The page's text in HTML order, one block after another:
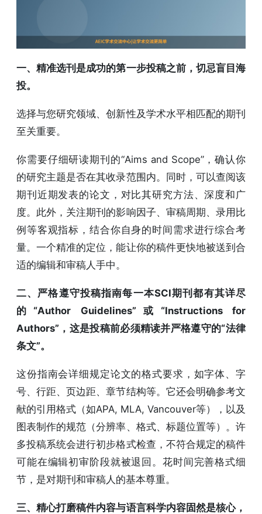
一、精准选刊是成功的第一步投稿之前，切忌盲目海
投。
选择与您研究领域、创新性及学术水平相匹配的期刊
至关重要。
你需要仔细研读期刊的“Aims and Scope”，确认你
的研究主题是否在其收录范围内。同时，可以查阅该
期刊近期发表的论文，对比其研究方法、深度和广
度。此外，关注期刊的影响因子、审稿周期、录用比
例等客观指标，结合你自身的时间需求进行综合考
量。一个精准的定位，能让你的稿件更快地被送到合
适的编辑和审稿人手中。
二、严格遵守投稿指南每一本SCI期刊都有其详尽
的“Author Guidelines”或“Instructions for
Authors”，这是投稿前必须精读并严格遵守的“法律
条文”。
这份指南会详细规定论文的格式要求，如字体、字
号、行距、页边距、章节结构等。它还会明确参考文
献的引用格式（如APA, MLA, Vancouver等），以及
图表制作的规范（分辨率、格式、标题位置等）。许
多投稿系统会进行初步格式检查，不符合规定的稿件
可能在编辑初审阶段就被退回。花时间完善格式细
节，是对期刊和审稿人的基本尊重。
三、精心打磨稿件内容与语言科学内容固然是核心，